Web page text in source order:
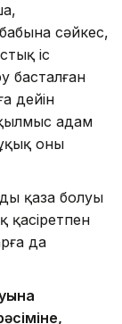
сәйкес,
іс
басталған
дейін
адам
оның
қаза болуы
да